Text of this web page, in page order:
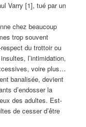
Varry [1], tué par un
chez beaucoup
trop souvent
du trottoir ou
l’intimidation,
voire plus…
banalisée, devient
d’endosser la
des adultes. Est-
de cesser d’être